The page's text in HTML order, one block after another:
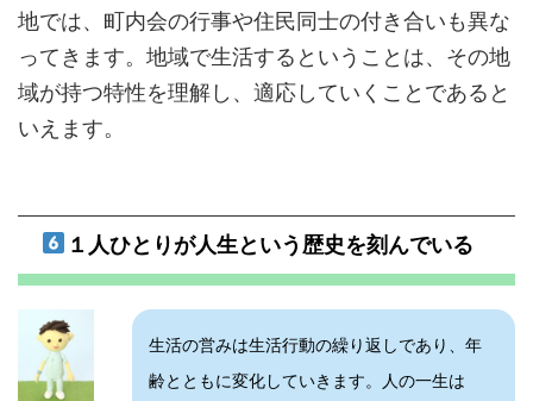
地では、町内会の行事や住民同士の付き合いも異な
ってきます。地域で生活するということは、その地
域が持つ特性を理解し、適応していくことであると
いえます。
１人ひとりが人生という歴史を刻んでいる
生活の営みは生活行動の繰り返しであり、年
齢とともに変化していきます。人の一生は